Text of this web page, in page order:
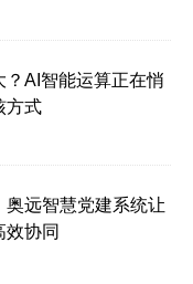
？AI智能运算正在悄
方式
奥远智慧党建系统让
效协同